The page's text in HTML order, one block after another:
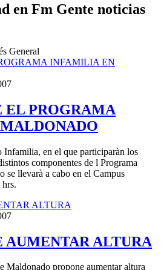
en Fm Gente noticias
General
EL PROGRAMA
Infamilia, en el que participaràn los
componentes de l Programa
llevarà a cabo en el Campus
AUMENTAR ALTURA
Maldonado propone aumentar altura